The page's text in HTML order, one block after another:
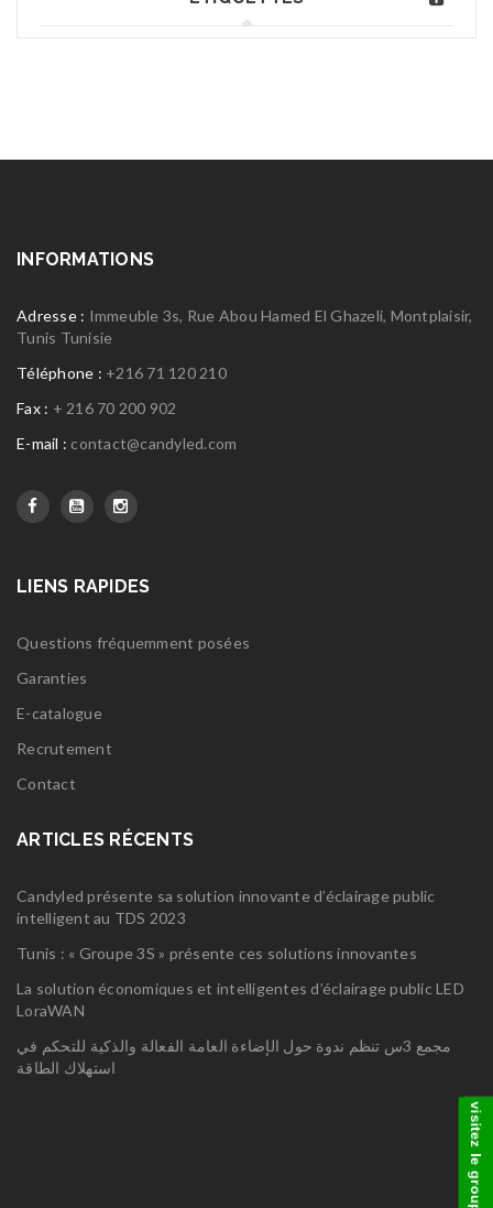
INFORMATIONS
Adresse : Immeuble 3s, Rue Abou Hamed El Ghazeli, Montplaisir,
Tunis Tunisie
Téléphone : +216 71 120 210
Fax : + 216 70 200 902
E-mail : contact@candyled.com
LIENS RAPIDES
Questions fréquemment posées
Garanties
E-catalogue
Recrutement
Contact
ARTICLES RÉCENTS
Candyled présente sa solution innovante d’éclairage public
intelligent au TDS 2023
Tunis : « Groupe 3S » présente ces solutions innovantes
La solution économiques et intelligentes d’éclairage public LED
LoraWAN
مجمع 3س تنظم ندوة حول الإضاءة العامة الفعالة والذكية للتحكم في
استهلاك الطاقة
visitez le groupe